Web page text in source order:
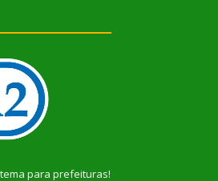
para prefeituras!